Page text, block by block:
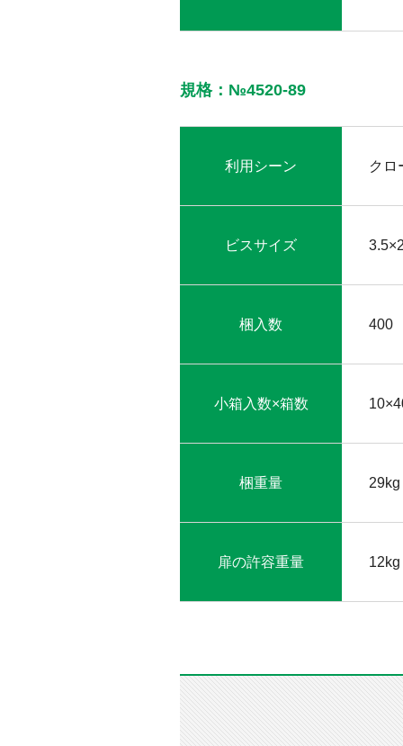
規格：№4520-89
利用シーン クロ
ビスサイズ
梱入数 400
小箱入数×箱数
梱重量 29kg
扉の許容重量 12kg